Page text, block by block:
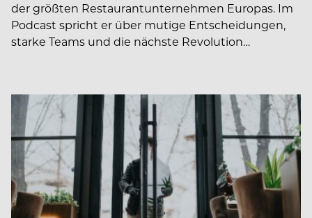
der größten Restaurantunternehmen Europas. Im
Podcast spricht er über mutige Entscheidungen,
starke Teams und die nächste Revolution…